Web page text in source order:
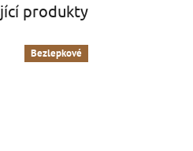
produkty
Bezlepkové